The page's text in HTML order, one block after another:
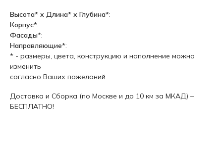
Высота* х Длина* х Глубина*:
Корпус*:
Фасады*:
Направляющие*:
* - размеры, цвета, конструкцию и наполнение можно
изменить
согласно Ваших пожеланий
Доставка и Сборка (по Москве и до 10 км за МКАД) –
БЕСПЛАТНО!